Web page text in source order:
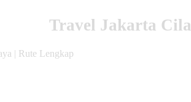
Travel Jakarta
| Rute Lengkap